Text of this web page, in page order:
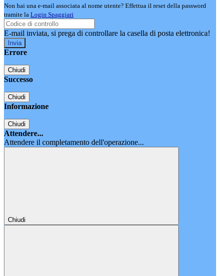
Non hai una e-mail associata al nome utente? Effettua il reset della password
tramite la Login Spaggiari
E-mail inviata, si prega di controllare la casella di posta elettronica!
Errore
Chiudi
Successo
Chiudi
Informazione
Chiudi
Attendere...
Attendere il completamento dell'operazione...
Chiudi